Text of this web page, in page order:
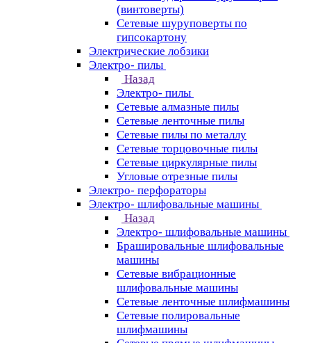
(винтоверты)
Сетевые шуруповерты по
гипсокартону
Электрические лобзики
Электро- пилы
Назад
Электро- пилы
Сетевые алмазные пилы
Сетевые ленточные пилы
Сетевые пилы по металлу
Сетевые торцовочные пилы
Сетевые циркулярные пилы
Угловые отрезные пилы
Электро- перфораторы
Электро- шлифовальные машины
Назад
Электро- шлифовальные машины
Брашировальные шлифовальные
машины
Сетевые вибрационные
шлифовальные машины
Сетевые ленточные шлифмашины
Сетевые полировальные
шлифмашины